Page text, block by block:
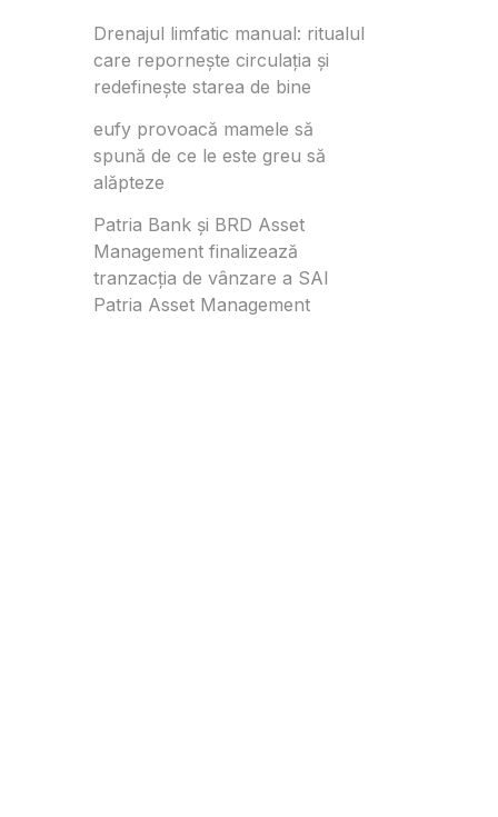
Drenajul limfatic manual: ritualul
care repornește circulația și
redefinește starea de bine
eufy provoacă mamele să
spună de ce le este greu să
alăpteze
Patria Bank și BRD Asset
Management finalizează
tranzacția de vânzare a SAI
Patria Asset Management